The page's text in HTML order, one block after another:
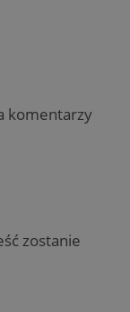
komentarzy
zostanie